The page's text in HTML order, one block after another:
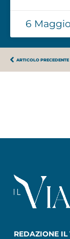
6
ARTICOLO PRECEDENTE
REDAZIONE